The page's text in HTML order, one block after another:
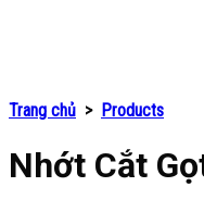
Trang chủ > Products
Nhớt Cắt